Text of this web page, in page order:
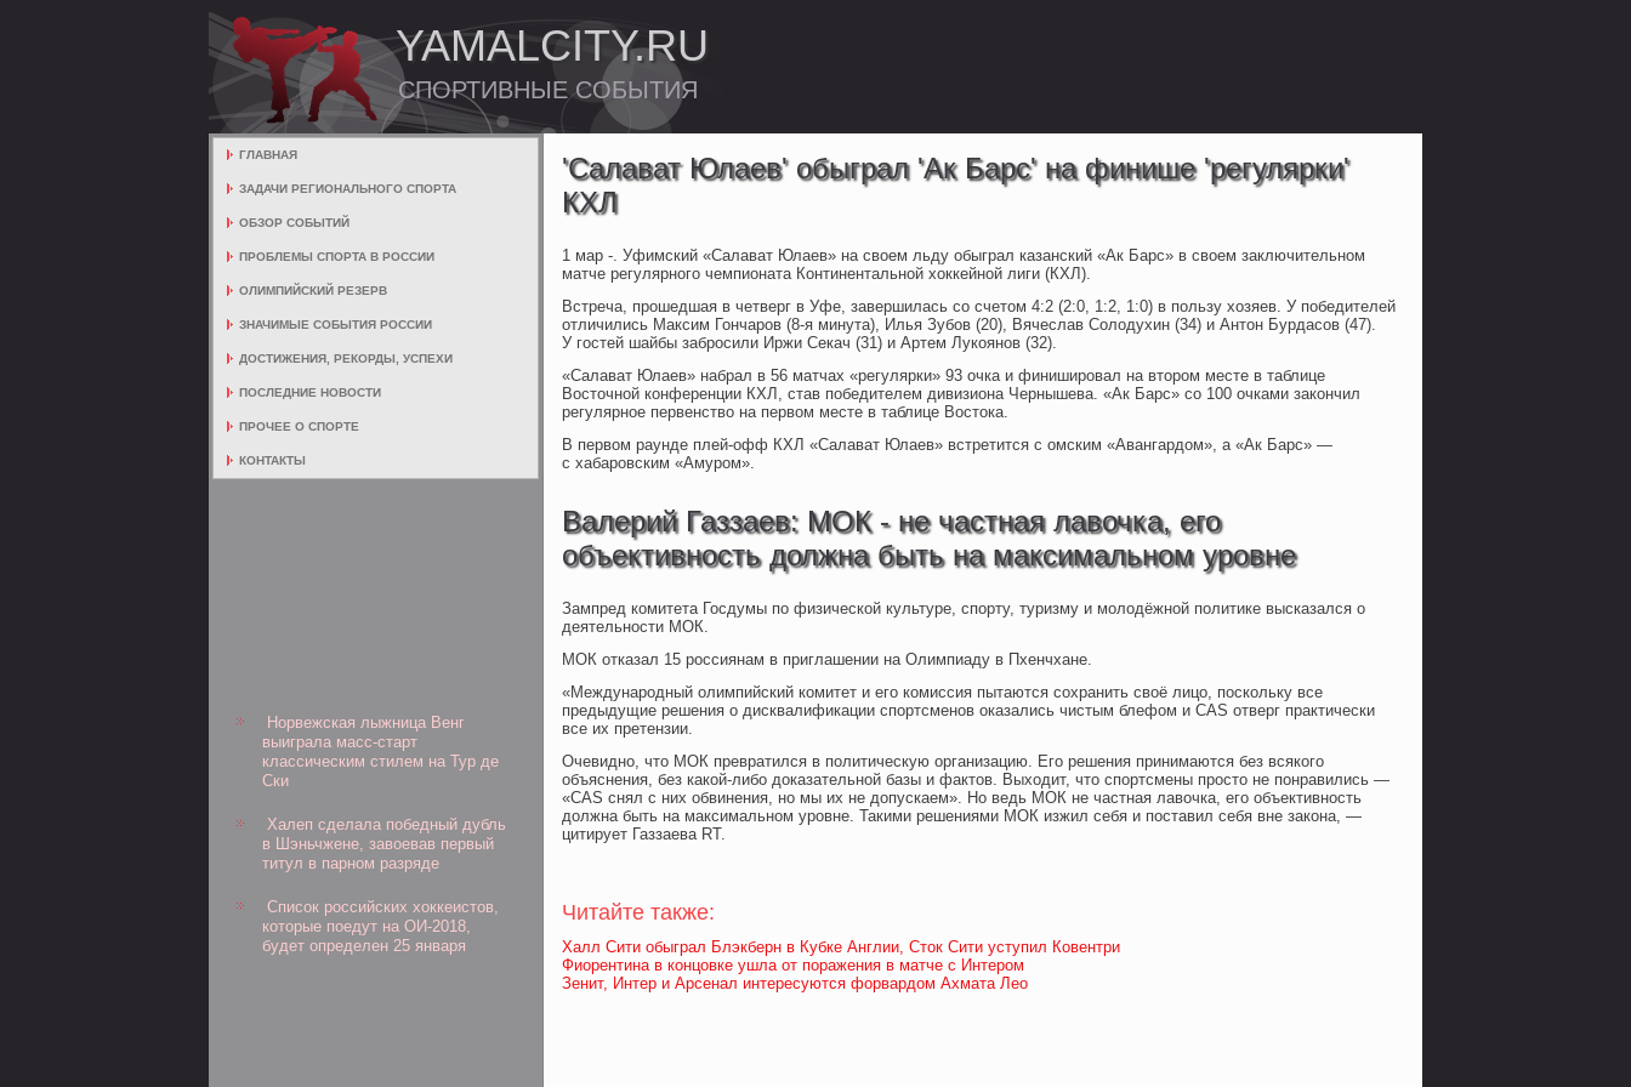
YAMALCITY.RU
СПОРТИВНЫЕ СОБЫТИЯ
ГЛАВНАЯ
ЗАДАЧИ РЕГИОНАЛЬНОГО СПОРТА
ОБЗОР СОБЫТИЙ
ПРОБЛЕМЫ СПОРТА В РОССИИ
ОЛИМПИЙСКИЙ РЕЗЕРВ
ЗНАЧИМЫЕ СОБЫТИЯ РОССИИ
ДОСТИЖЕНИЯ, РЕКОРДЫ, УСПЕХИ
ПОСЛЕДНИЕ НОВОСТИ
ПРОЧЕЕ О СПОРТЕ
КОНТАКТЫ
Норвежская лыжница Венг
выиграла масс-старт
классическим стилем на Тур де
Ски
Халеп сделала победный дубль
в Шэньчжене, завоевав первый
титул в парном разряде
Список российских хоккеистов,
которые поедут на ОИ-2018,
будет определен 25 января
'Салават Юлаев' обыграл 'Ак Барс' на финише 'регулярки'
КХЛ
1 мар -. Уфимский «Салават Юлаев» на своем льду обыграл казанский «Ак Барс» в своем заключительном
матче регулярного чемпионата Континентальной хоккейной лиги (КХЛ).
Встреча, прошедшая в четверг в Уфе, завершилась со счетом 4:2 (2:0, 1:2, 1:0) в пользу хозяев. У победителей
отличились Максим Гончаров (8-я минута), Илья Зубов (20), Вячеслав Солодухин (34) и Антон Бурдасов (47).
У гостей шайбы забросили Иржи Секач (31) и Артем Лукоянов (32).
«Салават Юлаев» набрал в 56 матчах «регулярки» 93 очка и финишировал на втором месте в таблице
Восточной конференции КХЛ, став победителем дивизиона Чернышева. «Ак Барс» со 100 очками закончил
регулярное первенство на первом месте в таблице Востока.
В первом раунде плей-офф КХЛ «Салават Юлаев» встретится с омским «Авангардом», а «Ак Барс» —
с хабаровским «Амуром».
Валерий Газзаев: МОК - не частная лавочка, его
объективность должна быть на максимальном уровне
Зампред комитета Госдумы по физической культуре, спорту, туризму и молодёжной политике высказался о
деятельности МОК.
МОК отказал 15 россиянам в приглашении на Олимпиаду в Пхенчхане.
«Международный олимпийский комитет и его комиссия пытаются сохранить своё лицо, поскольку все
предыдущие решения о дисквалификации спортсменов оказались чистым блефом и CAS отверг практически
все их претензии.
Очевидно, что МОК превратился в политическую организацию. Его решения принимаются без всякого
объяснения, без какой-либо доказательной базы и фактов. Выходит, что спортсмены просто не понравились —
«CAS снял с них обвинения, но мы их не допускаем». Но ведь МОК не частная лавочка, его объективность
должна быть на максимальном уровне. Такими решениями МОК изжил себя и поставил себя вне закона, —
цитирует Газзаева RT.
Читайте также:
Халл Сити обыграл Блэкберн в Кубке Англии, Сток Сити уступил Ковентри
Фиорентина в концовке ушла от поражения в матче с Интером
Зенит, Интер и Арсенал интересуются форвардом Ахмата Лео